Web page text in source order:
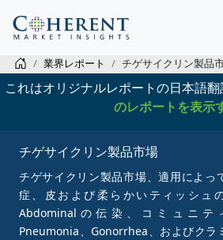
業界レポート チゲサイクリン製品
これはオリジナルレポートの日本語翻
のレポートを表示
チゲサイクリン製品市場
チゲサイクリン製品市場、適用によっ
症、皮および柔らかいティッシュ
Abdominalの伝染、コミュニ
Pneumonia、Gonorrhea、およびクラ